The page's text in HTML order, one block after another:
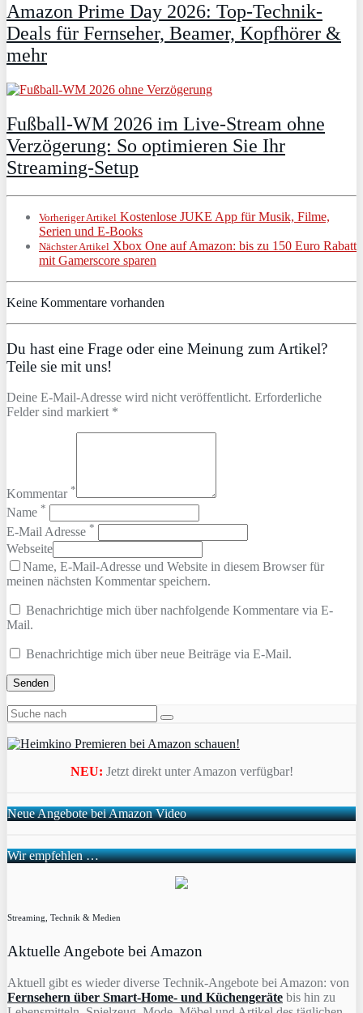
Amazon Prime Day 2026: Top-Technik-
Deals für Fernseher, Beamer, Kopfhörer &
mehr
Fußball-WM 2026 im Live-Stream ohne
Verzögerung: So optimieren Sie Ihr
Streaming-Setup
Vorheriger Artikel Kostenlose JUKE App für Musik, Filme,
Serien und E-Books
Nächster Artikel Xbox One auf Amazon: bis zu 150 Euro Rabatt
mit Gamerscore sparen
Keine Kommentare vorhanden
Du hast eine Frage oder eine Meinung zum Artikel?
Teile sie mit uns!
Deine E-Mail-Adresse wird nicht veröffentlicht. Erforderliche
Felder sind markiert *
Kommentar *
Name *
E-Mail Adresse *
Webseite
Name, E-Mail-Adresse und Website in diesem Browser für
meinen nächsten Kommentar speichern.
Benachrichtige mich über nachfolgende Kommentare via E-
Mail.
Benachrichtige mich über neue Beiträge via E-Mail.
NEU: Jetzt direkt unter Amazon verfügbar!
Neue Angebote bei Amazon Video
Wir empfehlen …
Streaming, Technik & Medien
Aktuelle Angebote bei Amazon
Aktuell gibt es wieder diverse Technik-Angebote bei Amazon: von
Fernsehern über Smart-Home- und Küchengeräte bis hin zu